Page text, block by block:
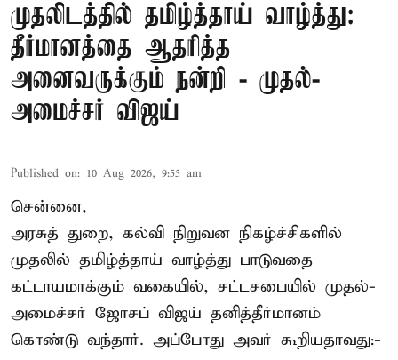
முதலிடத்தில் தமிழ்த்தாய் வாழ்த்து:
தீர்மானத்தை ஆதரித்த
அனைவருக்கும் நன்றி - முதல்-
அமைச்சர் விஜய்
Published on: 10 Aug 2026, 9:55 am
சென்னை,
அரசுத் துறை, கல்வி நிறுவன நிகழ்ச்சிகளில்
முதலில் தமிழ்த்தாய் வாழ்த்து பாடுவதை
கட்டாயமாக்கும் வகையில், சட்டசபையில் முதல்-
அமைச்சர் ஜோசப் விஜய் தனித்தீர்மானம்
கொண்டு வந்தார். அப்போது அவர் கூறியதாவது:-